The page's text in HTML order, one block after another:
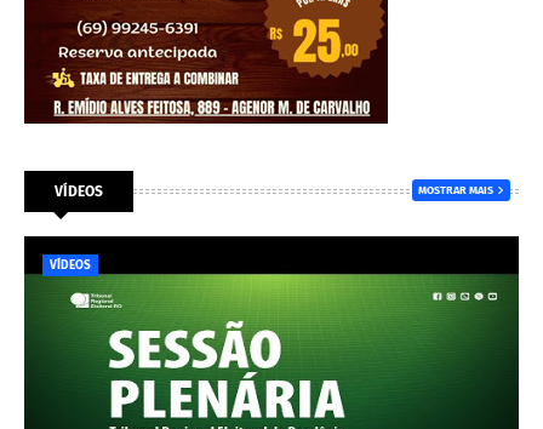
VÍDEOS MOSTRAR MAIS
VÍDEOS